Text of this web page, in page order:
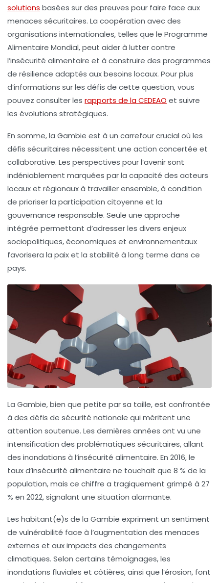
solutions basées sur des preuves pour faire face aux
menaces sécuritaires. La coopération avec des
organisations internationales, telles que le Programme
Alimentaire Mondial, peut aider à lutter contre
l’insécurité alimentaire et à construire des programmes
de résilience adaptés aux besoins locaux. Pour plus
d’informations sur les défis de cette question, vous
pouvez consulter les rapports de la CEDEAO et suivre
les évolutions stratégiques.
En somme, la Gambie est à un carrefour crucial où les
défis sécuritaires nécessitent une action concertée et
collaborative. Les perspectives pour l’avenir sont
indéniablement marquées par la capacité des acteurs
locaux et régionaux à travailler ensemble, à condition
de prioriser la participation citoyenne et la
gouvernance responsable. Seule une approche
intégrée permettant d’adresser les divers enjeux
sociopolitiques, économiques et environnementaux
favorisera la paix et la stabilité à long terme dans ce
pays.
La Gambie, bien que petite par sa taille, est confrontée
à des défis de sécurité nationale qui méritent une
attention soutenue. Les dernières années ont vu une
intensification des problématiques sécuritaires, allant
des inondations à l’insécurité alimentaire. En 2016, le
taux d’insécurité alimentaire ne touchait que 8 % de la
population, mais ce chiffre a tragiquement grimpé à 27
% en 2022, signalant une situation alarmante.
Les habitant(e)s de la Gambie expriment un sentiment
de vulnérabilité face à l’augmentation des menaces
externes et aux impacts des changements
climatiques. Selon certains témoignages, les
inondations fluviales et côtières, ainsi que l’érosion, font